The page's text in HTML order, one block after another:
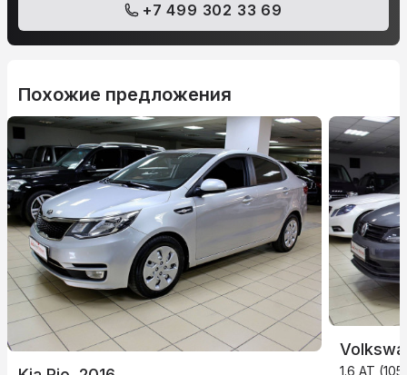
+7 499 302 33 69
Похожие предложения
1.6 AT